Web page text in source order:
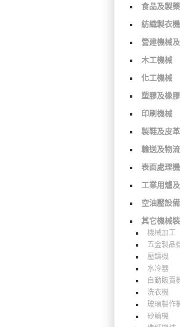
食品及製
紡織製衣
營建機械
木工機械
化工機械
塑膠及橡
印刷機械
製鞋及皮
輸送及物
表面處理
工業用爐
空油壓設備
其它機械
機械加工
五金製品
壓鑄機
水冷器
自動販賣
洗衣機
玻璃製作
砂輪機